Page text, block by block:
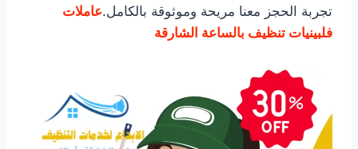
تجربة الحجز معنا مريحة وموثوقة بالكامل.عاملات
فلبينيات تنظيف بالساعة الشارقة